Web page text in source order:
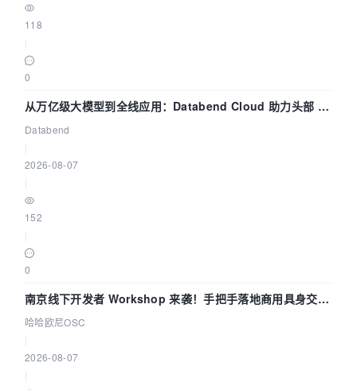
118
0
从万亿级大模型到全线应用：Databend Cloud 助力头部 AI
企业构建全链路 Trace 数据管道
Databend
2026-08-07
152
0
南京线下开发者 Workshop 来袭！手把手落地商用具身交互
智能 Agent 应用
哈哈欧尼OSC
2026-08-07